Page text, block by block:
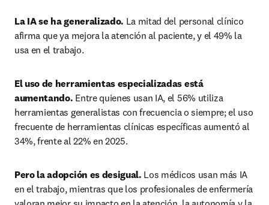
La IA se ha generalizado. La mitad del personal clínico
afirma que ya mejora la atención al paciente, y el 49% la
usa en el trabajo.
El uso de herramientas especializadas está
aumentando. Entre quienes usan IA, el 56% utiliza
herramientas generalistas con frecuencia o siempre; el uso
frecuente de herramientas clínicas específicas aumentó al
34%, frente al 22% en 2025.
Pero la adopción es desigual. Los médicos usan más IA
en el trabajo, mientras que los profesionales de enfermería